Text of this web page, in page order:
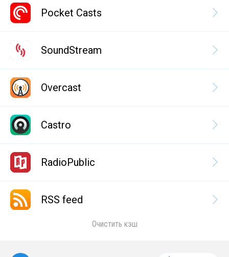
Pocket Casts
SoundStream
Overcast
Castro
RadioPublic
RSS feed
Очистить кэш